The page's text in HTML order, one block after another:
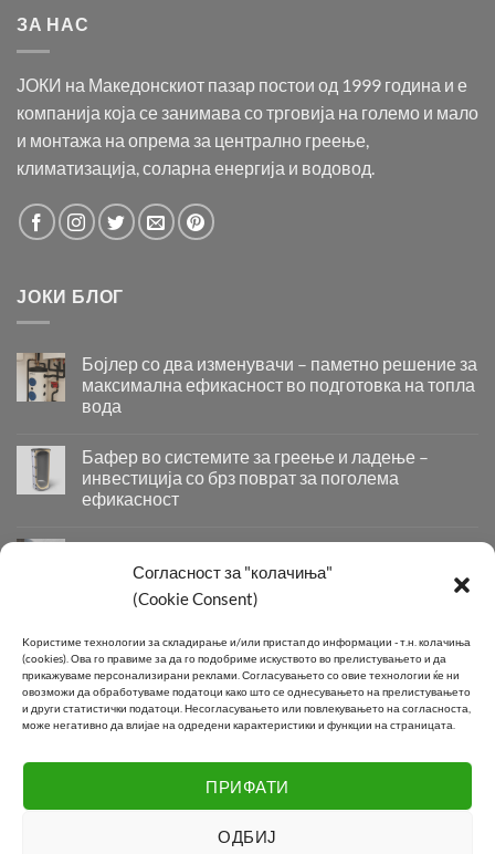
Согласност за "колачиња"
(Cookie Consent)
Kористиме технологии за складирање и/или пристап до информации - т.н. колачиња
(cookies).Ова го правиме за да го подобриме искуството во прелистувањето и да
прикажуваме персонализирани реклами.Согласувањето со овие технологии ќе ни
овозможи да обработуваме податоци како што се однесувањето на прелистувањето
и други статистички податоци.Несогласувањето или повлекувањето на согласноста,
може негативно да влијае на одредени карактеристики и функции на страницата.
ПРИФАТИ
ОДБИЈ
ЗА НАС
ЈОКИ на Македонскиот пазар постои од 1999 година и е
компанија која се занимава со трговија на големо и мало
и монтажа на опрема за централно греење,
климатизација, соларна енергија и водовод.
ЈОКИ БЛОГ
Бојлер со два изменувачи – паметно решение за
максимална ефикасност во подготовка на топла
вода
со
изменувачи
–
решение
максимална
ефикасност
подготовка
на
топла
вода
Бафер во системите за греење и ладење –
инвестиција со брз поврат за поголема
ефикасност
во
–
инвестиција
со
брз
поврат
Системи за Греење и Ладење
Придобивки
Современи
Системи
за
Греење
Ладење
КОНТАКТ
Телефон:+389 2 2581 800
+389 2 2550 118